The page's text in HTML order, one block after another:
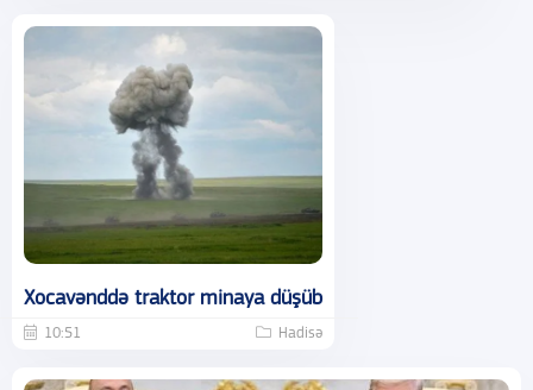
Xocavənddə traktor minaya düşüb
10:51 Hadisə